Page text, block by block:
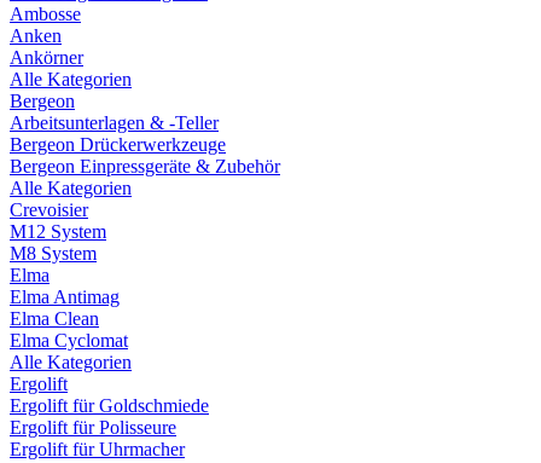
Ambosse
Anken
Ankörner
Alle Kategorien
Bergeon
Arbeitsunterlagen & -Teller
Bergeon Drückerwerkzeuge
Bergeon Einpressgeräte & Zubehör
Alle Kategorien
Crevoisier
M12 System
M8 System
Elma
Elma Antimag
Elma Clean
Elma Cyclomat
Alle Kategorien
Ergolift
Ergolift für Goldschmiede
Ergolift für Polisseure
Ergolift für Uhrmacher